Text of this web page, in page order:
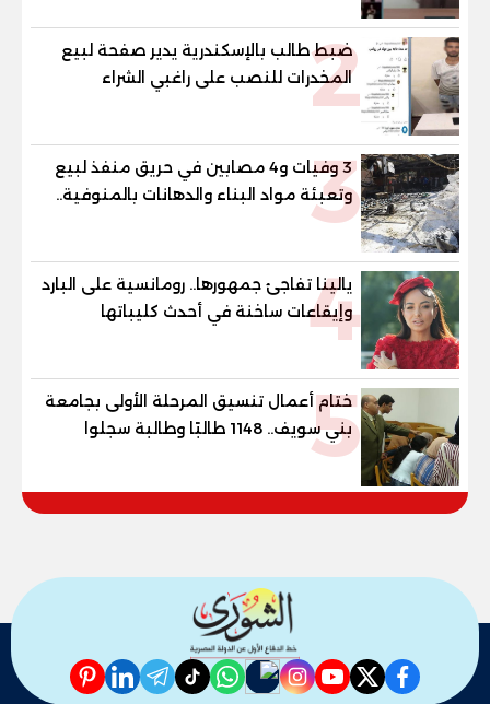
2
ضبط طالب بالإسكندرية يدير صفحة لبيع
المخدرات للنصب على راغبي الشراء
3
3 وفيات و4 مصابين في حريق منفذ لبيع
وتعبئة مواد البناء والدهانات بالمنوفية..
والمحافظ يتابع من موقع الحادث
4
يالينا تفاجئ جمهورها.. رومانسية على البارد
وإيقاعات ساخنة في أحدث كليباتها
5
ختام أعمال تنسيق المرحلة الأولى بجامعة
بني سويف.. 1148 طالبًا وطالبة سجلوا
رغباتهم
facebook
twitter
youtube
instagram
nabd
whatsapp
tiktok
telegram
linkedin
pinterest